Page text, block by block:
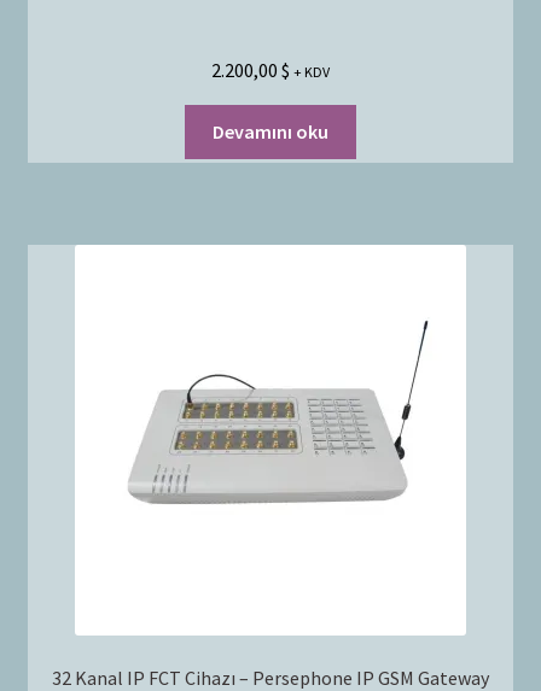
2.200,00 $ + KDV
Devamını oku
32 Kanal IP FCT Cihazı – Persephone IP GSM Gateway